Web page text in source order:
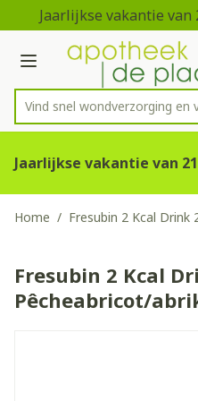
Ga naar de inhoud
1 van 2
Jaarlijkse vakantie
Menu
Product, merk,
Vind snel wondverzorgin
Jaarlijkse vakantie van
Home / Fresubin 2 Kcal Drink
Fresubin 2 Kcal
Pêcheabricot/